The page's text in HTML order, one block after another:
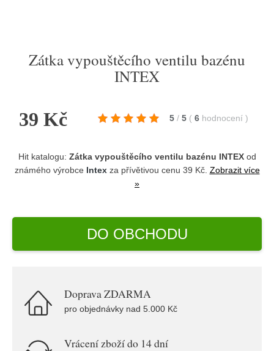
Zátka vypouštěcího ventilu bazénu
INTEX
39 Kč 5 / 5 ( 6 hodnocení )
Hit katalogu: Zátka vypouštěcího ventilu bazénu INTEXod
známého výrobce Intexza přívětivou cenu 39 Kč. Zobrazit více
»
DO OBCHODU
Doprava ZDARMA
pro objednávky nad 5.000 Kč
Vrácení zboží do 14 dní